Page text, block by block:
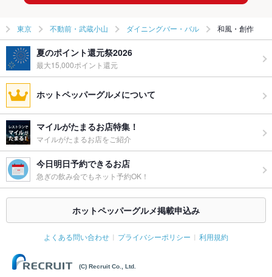
東京 不動前・武蔵小山 ダイニングバー・バル 和風・創作
夏のポイント還元祭2026
最大15,000ポイント還元
ホットペッパーグルメについて
マイルがたまるお店特集！
マイルがたまるお店をご紹介
今日明日予約できるお店
急ぎの飲み会でもネット予約OK！
ホットペッパーグルメ掲載申込み
よくある問い合わせ プライバシーポリシー 利用規約
(C) Recruit Co., Ltd.